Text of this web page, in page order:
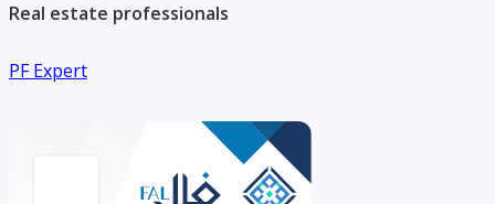
Real estate professionals
PF Expert